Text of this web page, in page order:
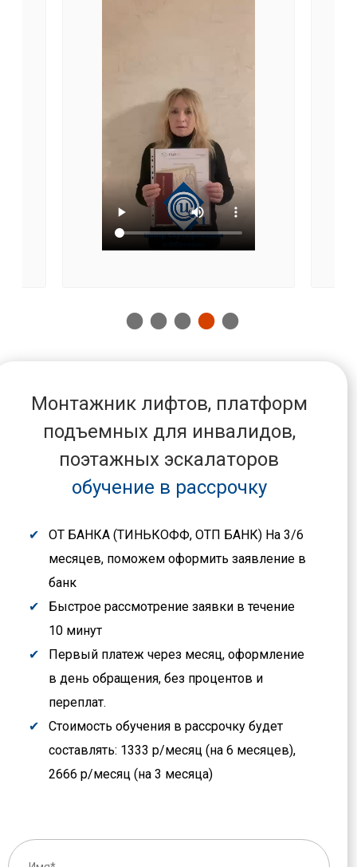
Монтажник лифтов, платформ
подъемных для инвалидов,
поэтажных эскалаторов
обучение в рассрочку
ОТ БАНКА (ТИНЬКОФФ, ОТП БАНК) На 3/6
месяцев, поможем оформить заявление в
банк
Быстрое рассмотрение заявки в течение
10 минут
Первый платеж через месяц, оформление
в день обращения, без процентов и
переплат.
Стоимость обучения в рассрочку будет
составлять: 1333 р/месяц (на 6 месяцев),
2666 р/месяц (на 3 месяца)